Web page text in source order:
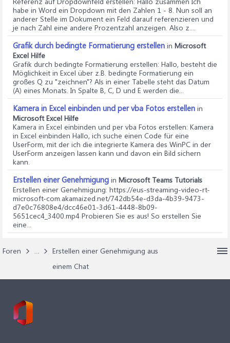
habe in Word ein Dropdown mit den Zahlen 1 - 8. Nun soll an
anderer Stelle im Dokument ein Feld darauf referenzieren und
je nach Zahl eine andere Prozentzahl anzeigen. Also z....
Grafik durch bedingte Formatierung erstellen in Microsoft
Excel Hilfe
Grafik durch bedingte Formatierung erstellen: Hallo, besteht die
Möglichkeit in Excel über z.B. bedingte Formatierung ein
großes Q zu "zeichnen"? Als in einer Tabelle steht das Datum
(A) eines Monats. In Spalte B, C, D und E werden die...
Kamera in Excel einbinden und per vba Fotos erstellen in
Microsoft Excel Hilfe
Kamera in Excel einbinden und per vba Fotos erstellen: Kamera
in Excel einbinden Hallo, ich suche einen Code für eine
UserForm, mit der ich die integrierte Kamera des WinPC in der
UserForm anzeigen lassen kann und davon ein Bild sichern
kann.
Erstellen einer Genehmigung in Microsoft Teams Tutorials
Erstellen einer Genehmigung: https://eus-streaming-video-rt-
microsoft-com.akamaized.net/742db54e-d3da-4b39-9473-
d7e0c76808e4/dcc46e01-3d61-4448-8b09-
5651cec4_3400.mp4 Probieren Sie es aus! So erstellen Sie
eine...
Foren ...
Erstellen einer Genehmigung aus
einem Chat